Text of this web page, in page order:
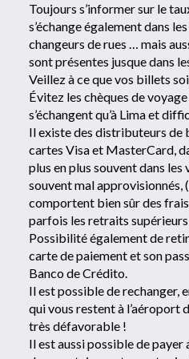
Toujours s’informer sur le
s’échange également dans
changeurs de rues … mais
sont présentes jusque dans
Veillez à ce que vos billets
Évitez les chèques de
s’échangent qu’à Lima et
Il existe des distributeurs de
cartes Visa et MasterCard,
plus en plus souvent dans
souvent mal approvisionnés,
comportent bien sûr des
parfois les retraits
Possibilité également de
carte de paiement et son
Banco de Crédito.
Il est possible de rechanger,
qui vous restent à l’aéroport
très défavorable !
Il est aussi possible de